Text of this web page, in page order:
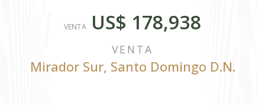
VENTA US$ 178,938
VENTA
Mirador Sur, Santo Domingo D.N.